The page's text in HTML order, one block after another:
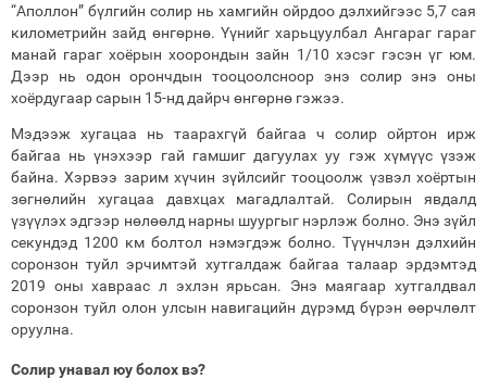
“Аполлон” бүлгийн солир нь хамгийн ойрдоо дэлхийгээс 5,7 сая
километрийн зайд өнгөрнө. Үүнийг харьцуулбал Ангараг гараг
манай гараг хоёрын хоорондын зайн 1/10 хэсэг гэсэн үг юм.
Дээр нь одон орончдын тооцоолсноор энэ солир энэ оны
хоёрдугаар сарын 15-нд дайрч өнгөрнө гэжээ.
Мэдээж хугацаа нь таарахгүй байгаа ч солир ойртон ирж
байгаа нь үнэхээр гай гамшиг дагуулах уу гэж хүмүүс үзэж
байна. Хэрвээ зарим хүчин зүйлсийг тооцоолж үзвэл хоёртын
зөгнөлийн хугацаа давхцах магадлалтай. Солирын явдалд
үзүүлэх эдгээр нөлөөлд нарны шуургыг нэрлэж болно. Энэ зүйл
секундэд 1200 км болтол нэмэгдэж болно. Түүнчлэн дэлхийн
соронзон туйл эрчимтэй хутгалдаж байгаа талаар эрдэмтэд
2019 оны хавраас л эхлэн ярьсан. Энэ маягаар хутгалдвал
соронзон туйл олон улсын навигацийн дүрэмд бүрэн өөрчлөлт
оруулна.
Солир унавал юу болох вэ?